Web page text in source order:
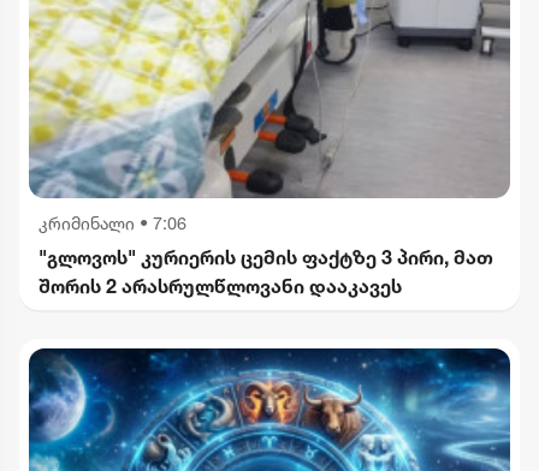
კრიმინალი • 7:06
"გლოვოს" კურიერის ცემის ფაქტზე 3 პირი, მათ
შორის 2 არასრულწლოვანი დააკავეს